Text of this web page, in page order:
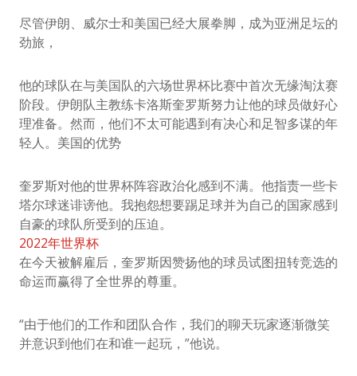
尽管伊朗、威尔士和美国已经大展拳脚，成为亚洲足坛的
劲旅，
他的球队在与美国队的六场世界杯比赛中首次无缘淘汰赛
阶段。伊朗队主教练卡洛斯奎罗斯努力让他的球员做好心
理准备。然而，他们不太可能遇到有决心和足智多谋的年
轻人。美国的优势
奎罗斯对他的世界杯阵容政治化感到不满。他指责一些卡
塔尔球迷诽谤他。我抱怨想要踢足球并为自己的国家感到
自豪的球队所受到的压迫。
2022年世界杯
在今天被解雇后，奎罗斯因赞扬他的球员试图扭转竞选的
命运而赢得了全世界的尊重。
“由于他们的工作和团队合作，我们的聊天玩家逐渐微笑
并意识到他们在和谁一起玩，”他说。